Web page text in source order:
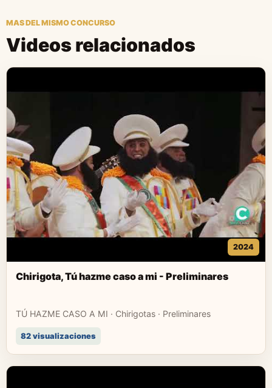
MAS DEL MISMO CONCURSO
Videos relacionados
2024
Chirigota, Tú hazme caso a mi - Preliminares
TÚ HAZME CASO A MI · Chirigotas · Preliminares
82 visualizaciones